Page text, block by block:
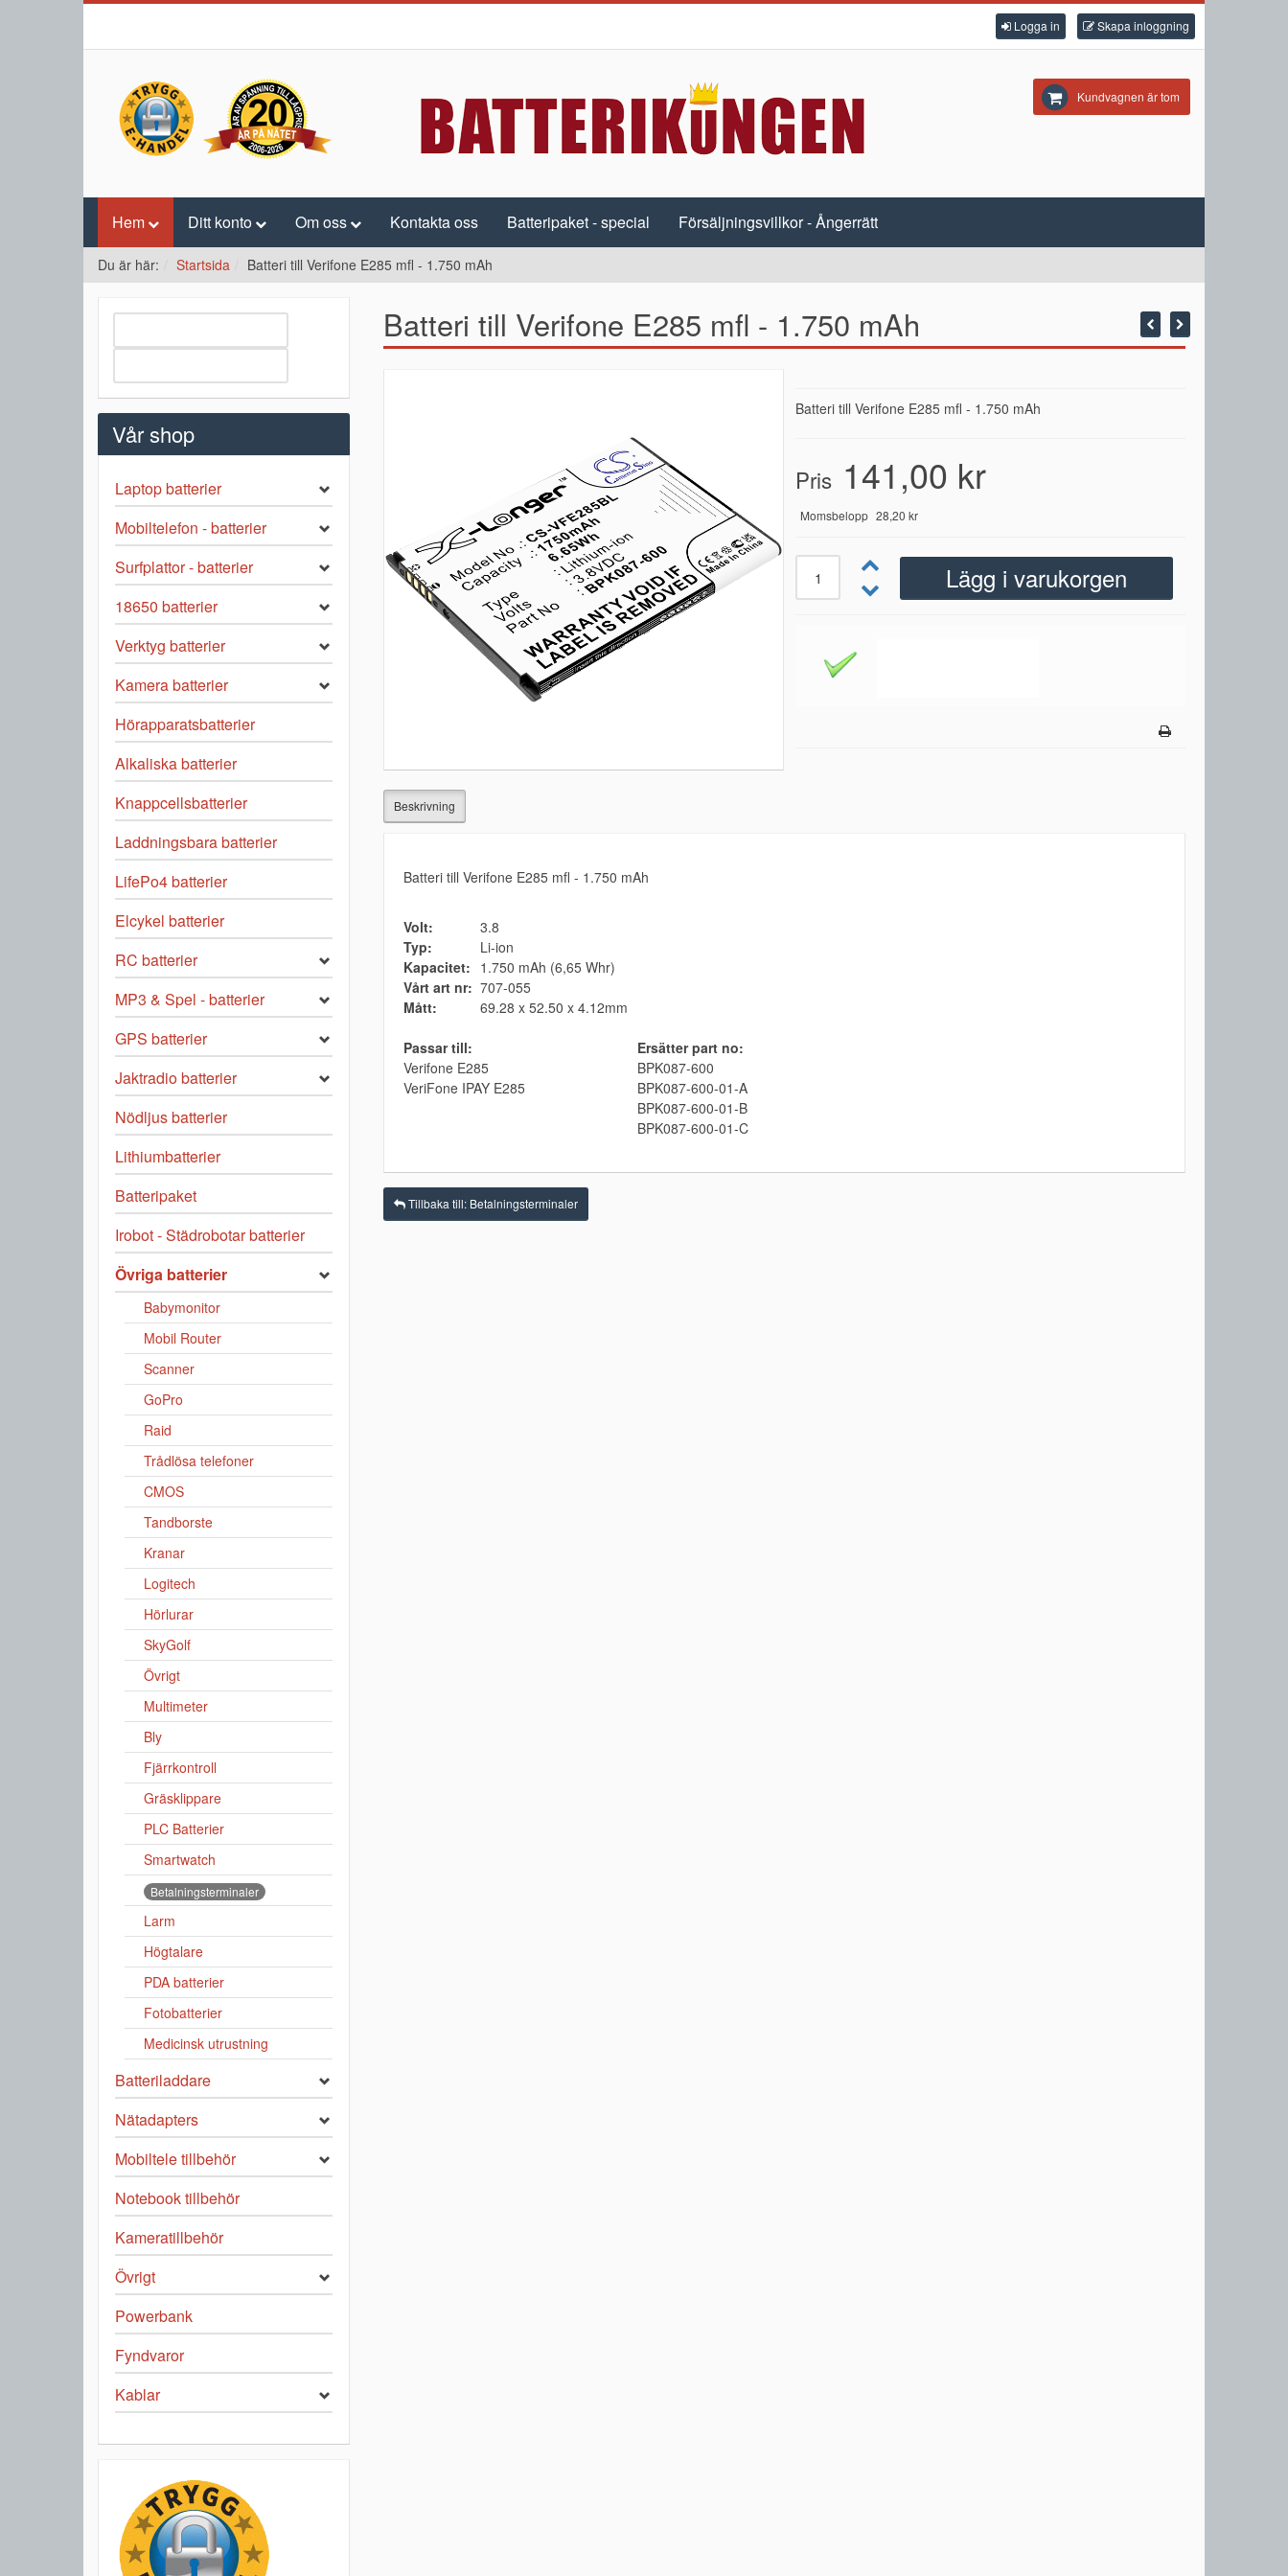
Logga in Skapa inloggning
Kundvagnen är tom
Hem Ditt konto Om oss Kontakta oss Batteripaket - special Försäljningsvillkor - Ångerrätt
Du är här: Startsida Batteri till Verifone E285 mfl - 1.750 mAh
Batteri till Verifone E285 mfl - 1.750 mAh
Batteri till Verifone E285 mfl - 1.750 mAh
Pris 141,00 kr
Momsbelopp 28,20 kr
Beskrivning
Batteri till Verifone E285 mfl - 1.750 mAh
Volt:
3.8
Typ:
Li-ion
Kapacitet: 1.750 mAh (6,65 Whr)
Vårt art nr: 707-055
Mått:
69.28 x 52.50 x 4.12mm
Passar till:
Ersätter part no:
Verifone E285
VeriFone IPAY E285
BPK087-600
BPK087-600-01-A
BPK087-600-01-B
BPK087-600-01-C
Tillbaka till: Betalningsterminaler
Vår shop
Laptop batterier
Mobiltelefon - batterier
Surfplattor - batterier
18650 batterier
Verktyg batterier
Kamera batterier
Hörapparatsbatterier
Alkaliska batterier
Knappcellsbatterier
Laddningsbara batterier
LifePo4 batterier
Elcykel batterier
RC batterier
MP3 & Spel - batterier
GPS batterier
Jaktradio batterier
Nödljus batterier
Lithiumbatterier
Batteripaket
Irobot - Städrobotar batterier
Övriga batterier
Babymonitor
Mobil Router
Scanner
GoPro
Raid
Trådlösa telefoner
CMOS
Tandborste
Kranar
Logitech
Hörlurar
SkyGolf
Övrigt
Multimeter
Bly
Fjärrkontroll
Gräsklippare
PLC Batterier
Smartwatch
Betalningsterminaler
Larm
Högtalare
PDA batterier
Fotobatterier
Medicinsk utrustning
Batteriladdare
Nätadapters
Mobiltele tillbehör
Notebook tillbehör
Kameratillbehör
Övrigt
Powerbank
Fyndvaror
Kablar